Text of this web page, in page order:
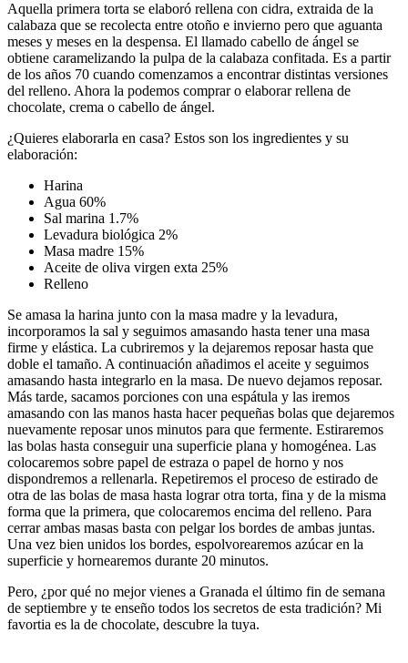
Aquella primera torta se elaboró rellena con cidra, extraida de la
calabaza que se recolecta entre otoño e invierno pero que aguanta
meses y meses en la despensa. El llamado cabello de ángel se
obtiene caramelizando la pulpa de la calabaza confitada. Es a partir
de los años 70 cuando comenzamos a encontrar distintas versiones
del relleno. Ahora la podemos comprar o elaborar rellena de
chocolate, crema o cabello de ángel.
¿Quieres elaborarla en casa? Estos son los ingredientes y su
elaboración:
Harina
Agua 60%
Sal marina 1.7%
Levadura biológica 2%
Masa madre 15%
Aceite de oliva virgen exta 25%
Relleno
Se amasa la harina junto con la masa madre y la levadura,
incorporamos la sal y seguimos amasando hasta tener una masa
firme y elástica. La cubriremos y la dejaremos reposar hasta que
doble el tamaño. A continuación añadimos el aceite y seguimos
amasando hasta integrarlo en la masa. De nuevo dejamos reposar.
Más tarde, sacamos porciones con una espátula y las iremos
amasando con las manos hasta hacer pequeñas bolas que dejaremos
nuevamente reposar unos minutos para que fermente. Estiraremos
las bolas hasta conseguir una superficie plana y homogénea. Las
colocaremos sobre papel de estraza o papel de horno y nos
dispondremos a rellenarla. Repetiremos el proceso de estirado de
otra de las bolas de masa hasta lograr otra torta, fina y de la misma
forma que la primera, que colocaremos encima del relleno. Para
cerrar ambas masas basta con pelgar los bordes de ambas juntas.
Una vez bien unidos los bordes, espolvorearemos azúcar en la
superficie y hornearemos durante 20 minutos.
Pero, ¿por qué no mejor vienes a Granada el último fin de semana
de septiembre y te enseño todos los secretos de esta tradición? Mi
favortia es la de chocolate, descubre la tuya.